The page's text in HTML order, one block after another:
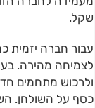
שקל.
עבור חברה יזמית
לצמיחה מהירה.
ולרכוש מתחמים
כסף על השולחן.